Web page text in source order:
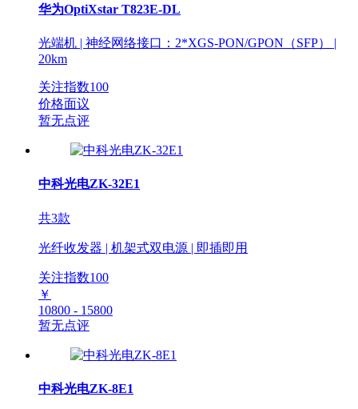
华为OptiXstar T823E-DL
光端机 | 神经网络接口：2*XGS-PON/GPON（SFP） |
20km
关注指数100
价格面议
暂无点评
中科光电ZK-32E1
共3款
光纤收发器 | 机架式双电源 | 即插即用
关注指数100
￥
10800 - 15800
暂无点评
中科光电ZK-8E1